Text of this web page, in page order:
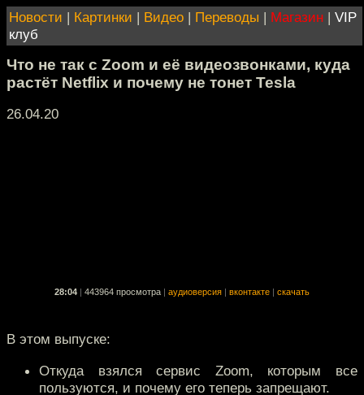
Новости | Картинки | Видео | Переводы | Магазин | VIP
клуб
Что не так с Zoom и её видеозвонками, куда
растёт Netflix и почему не тонет Tesla
26.04.20
28:04 443964 просмотра аудиоверсия вконтакте скачать
В этом выпуске:
Откуда взялся сервис Zoom, которым все
пользуются, и почему его теперь запрещают.